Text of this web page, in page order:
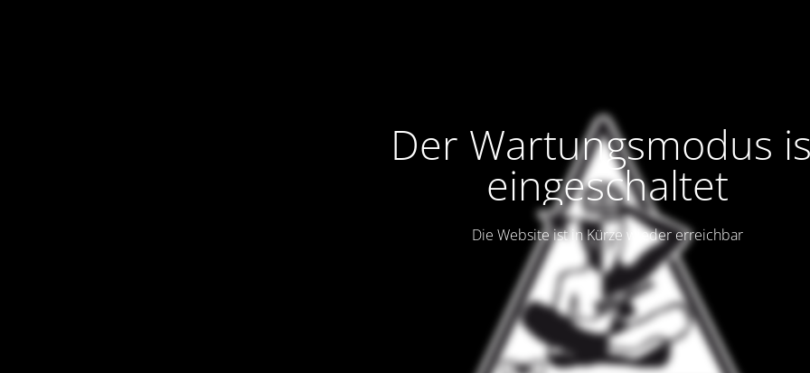
Der Wartungsmodus
eingeschaltet
Die Website ist in Kürze wieder erreichbar